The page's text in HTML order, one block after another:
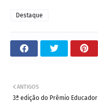
Destaque
ANTIGOS
3ª edição do Prêmio Educador